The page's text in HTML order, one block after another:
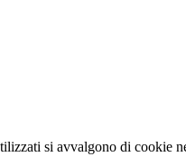
si avvalgono di cookie